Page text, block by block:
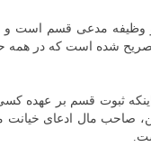
مدعی قسم است و
شده است که در همه
ثبوت قسم بر عهده
صاحب مال ادعای